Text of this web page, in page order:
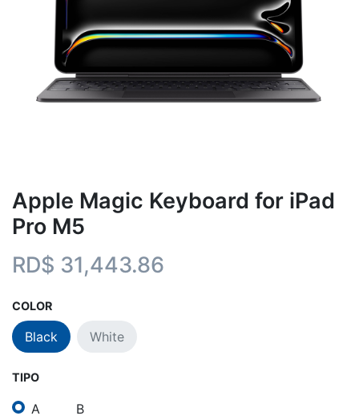
Apple Magic Keyboard for iPad
Pro M5
RD$ 31,443.86
COLOR
Black White
TIPO
A B